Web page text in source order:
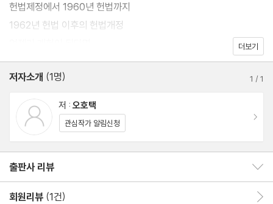
헌법제정에서 1960년 헌법까지
1962년 헌법 이후의 헌법개정
더보기
저자소개 (1명) 1 /1
저 : 오호택
관심작가 알림신청
출판사 리뷰
회원리뷰 (1건)